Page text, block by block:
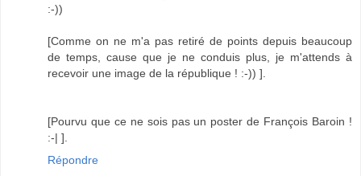
:-))
[Comme on ne m'a pas retiré de points depuis beaucoup
de temps, cause que je ne conduis plus, je m'attends à
recevoir une image de la république ! :-)) ].
[Pourvu que ce ne sois pas un poster de François Baroin !
:-| ].
Répondre